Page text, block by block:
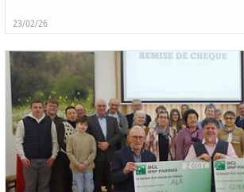
23/02/26